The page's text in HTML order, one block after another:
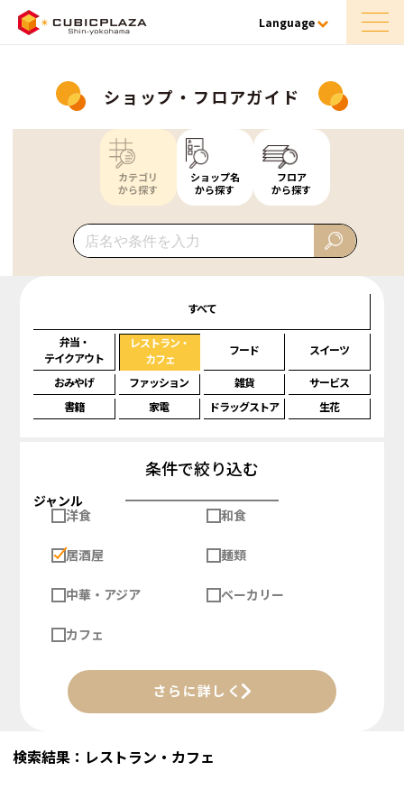
Language
ショップ・フロアガイド
カテゴリ
から探す
ショップ名
から探す
フロア
から探す
すべて
弁当・
テイクアウト
レストラン・
カフェ
フード スイーツ
おみやげ ファッション 雑貨
サービス
書籍
家電 ドラッグストア 生花
条件で絞り込む
ジャンル
洋食
和食
居酒屋 麺類
中華・アジア ベーカリー
カフェ
さらに詳しく
検索結果：レストラン・カフェ